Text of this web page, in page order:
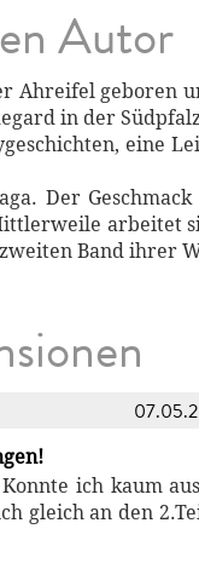
Autor
Ahreifel geboren
in der
eine
Der
arbeitet
Band ihrer
ich kaum
gleich an den